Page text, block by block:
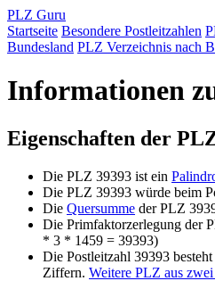
PLZ Guru
Startseite Besondere Postleitzahlen
Bundesland PLZ Verzeichnis nach
Informationen
Eigenschaften der
Die PLZ 39393 ist ein
Die PLZ 39393 würde beim
Die Quersumme der PLZ
Die Primfaktorzerlegung der
* 3 * 1459 = 39393)
Die Postleitzahl 39393
Ziffern. Weitere PLZ aus